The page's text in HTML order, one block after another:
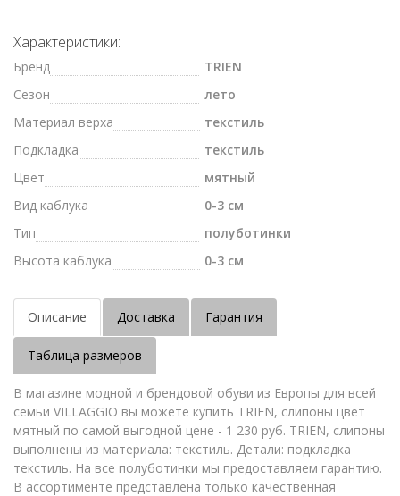
Характеристики:
Бренд
TRIEN
Сезон
лето
Материал верха
текстиль
Подкладка
текстиль
Цвет
мятный
Вид каблука
0-3 см
Тип
полуботинки
Высота каблука
0-3 см
Описание Доставка Гарантия
Таблица размеров
В магазине модной и брендовой обуви из Европы для всей
семьи VILLAGGIO вы можете купить TRIEN, слипоны цвет
мятный по самой выгодной цене - 1 230 руб. TRIEN, слипоны
выполнены из материала: текстиль. Детали: подкладка
текстиль. На все полуботинки мы предоставляем гарантию.
В ассортименте представлена только качественная